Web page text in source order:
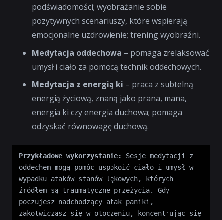
podświadomości; wyobrażanie sobie
pozytywnych scenariuszy, które wspierają
emocjonalne uzdrowienie; trening wyobraźni.
Medytacja oddechowa – pomaga zrelaksować
umysł i ciało za pomocą technik oddechowych.
Medytacja z energią ki – praca z subtelną
energią życiową, znaną jako prana, mana,
energia ki czy energia duchowa; pomaga
odzyskać równowagę duchową.
Przykładowe wykorzystanie:
Sesje medytacji z
oddechem mogą pomóc uspokoić ciało i umysł w
wypadku ataków stanów lękowych, których
źródłem są traumatyczne przeżycia. Gdy
poczujesz nadchodzący atak paniki,
zakotwiczasz się w otoczeniu, koncentrując się